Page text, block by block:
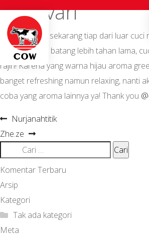
Bangvari
But, seriously sekarang tiap dari luar cuci
karena sabun batang lebih tahan lama,
rajin! Karena yang warna hijau aroma
banget refreshing namun relaxing, nanti
coba yang aroma lainnya ya! Thank you
Navigasi
pos
Previous
post:
Nurjanahtitik
Next
Zhe.ze
Komentar Terbaru
Arsip
Kategori
Tak ada kategori
Meta